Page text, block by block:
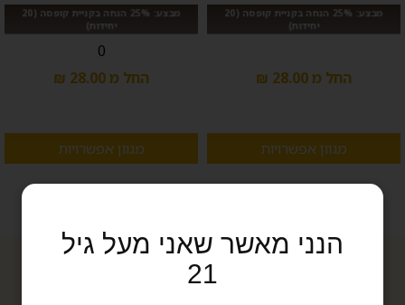
מבצע: 25% הנחה בקניית קופסה (20
יחידות)
החל מ 28.00 ₪
מגוון אפשרויות
מבצע: 25% הנחה בקניית קופסה (20
יחידות)
0
החל מ 28.00 ₪
מגוון אפשרויות
דברו איתנו
הנני מאשר שאני מעל גיל
21